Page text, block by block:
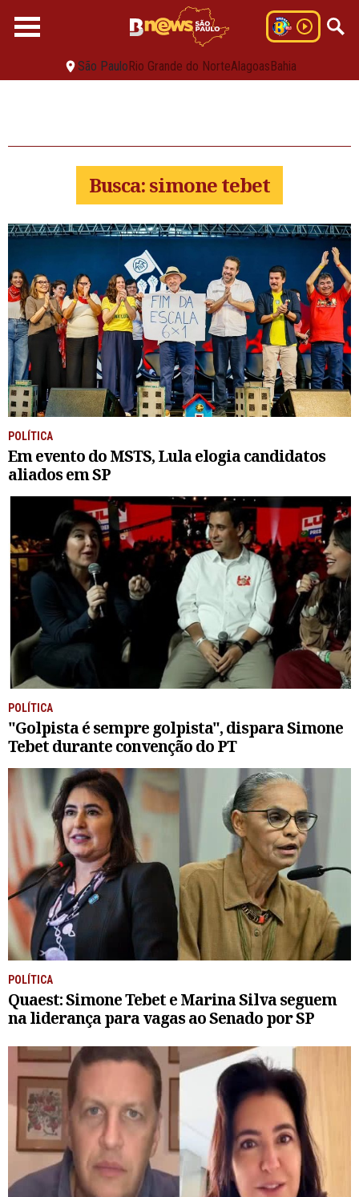
São PauloRio Grande do NorteAlagoasBahia
Busca: simone tebet
POLÍTICA
Em evento do MSTS, Lula elogia candidatos
aliados em SP
POLÍTICA
"Golpista é sempre golpista", dispara Simone
Tebet durante convenção do PT
POLÍTICA
Quaest: Simone Tebet e Marina Silva seguem
na liderança para vagas ao Senado por SP